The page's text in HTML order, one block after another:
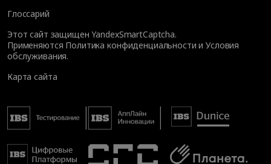
Глоссарий
Этот сайт защищен YandexSmartCaptcha.
Применяются Политика конфиденциальности иУсловия
обслуживания.
Карта сайта